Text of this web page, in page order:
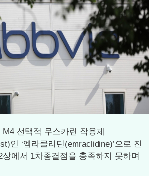
선택적 무스카린 작용제
인 ‘엠라클리딘(emraclidine)’으로 진
에서 1차종결점을 충족하지 못하며